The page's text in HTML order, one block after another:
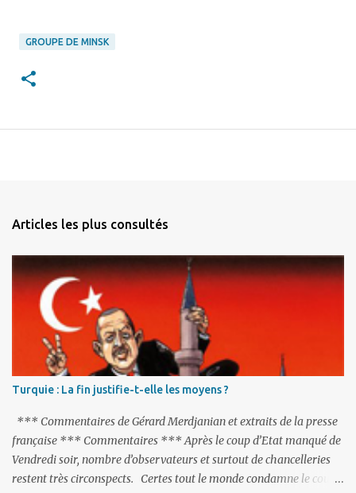
GROUPE DE MINSK
Articles les plus consultés
Turquie : La fin justifie-t-elle les moyens ?
*** Commentaires de Gérard Merdjanian et extraits de la presse
française *** Commentaires *** Après le coup d’Etat manqué de
Vendredi soir, nombre d’observateurs et surtout de chancelleries
restent très circonspects. Certes tout le monde condamne le coup